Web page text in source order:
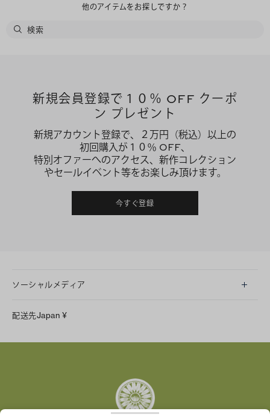
他のアイテムをお探しですか？
新規会員登録で１０％ OFF クーポ
ン プレゼント
新規アカウント登録で、２万円（税込）以上の
初回購入が１０％ OFF、
特別オファーへのアクセス、新作コレクション
やセールイベント等をお楽しみ頂けます。
今すぐ登録
ソーシャルメディア
Facebook
配送先Japan ¥